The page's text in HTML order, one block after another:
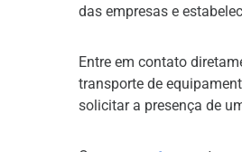
das empresas e
Entre em contato
transporte de
solicitar a presença de